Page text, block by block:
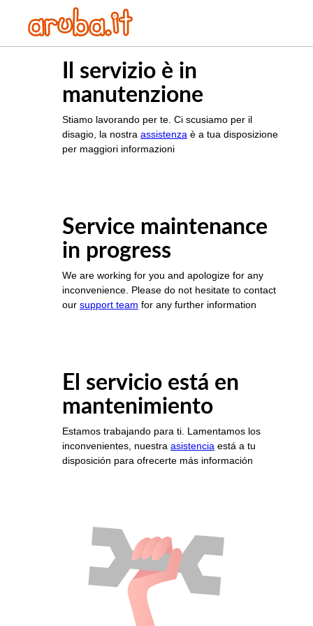
Il servizio è in
manutenzione
Stiamo lavorando per te. Ci scusiamo per il
disagio, la nostra assistenza è a tua disposizione
per maggiori informazioni
Service maintenance
in progress
We are working for you and apologize for any
inconvenience. Please do not hesitate to contact
our support team for any further information
El servicio está en
mantenimiento
Estamos trabajando para ti. Lamentamos los
inconvenientes, nuestra asistencia está a tu
disposición para ofrecerte más información